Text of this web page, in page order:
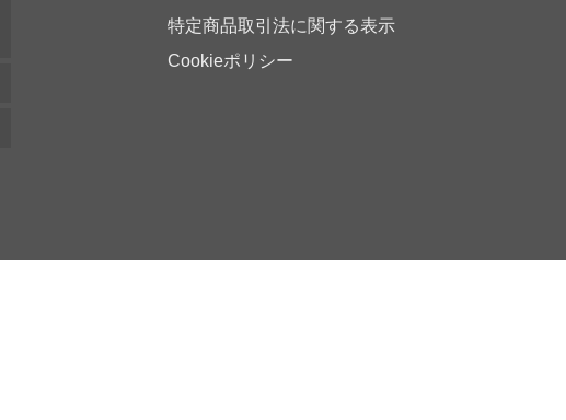
特定商品取引法に関する表示
Cookieポリシー